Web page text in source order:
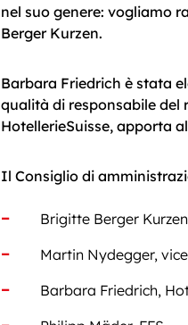
nel suo genere: vogliamo
Berger Kurzen.
Barbara Friedrich è stata
qualità di responsabile del
HotellerieSuisse, apporta
Il Consiglio di
Brigitte Berger
Martin Nydegger,
Barbara Friedrich,